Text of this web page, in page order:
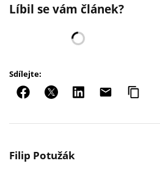
Líbil se vám článek?
Sdílejte:
Filip Potužák